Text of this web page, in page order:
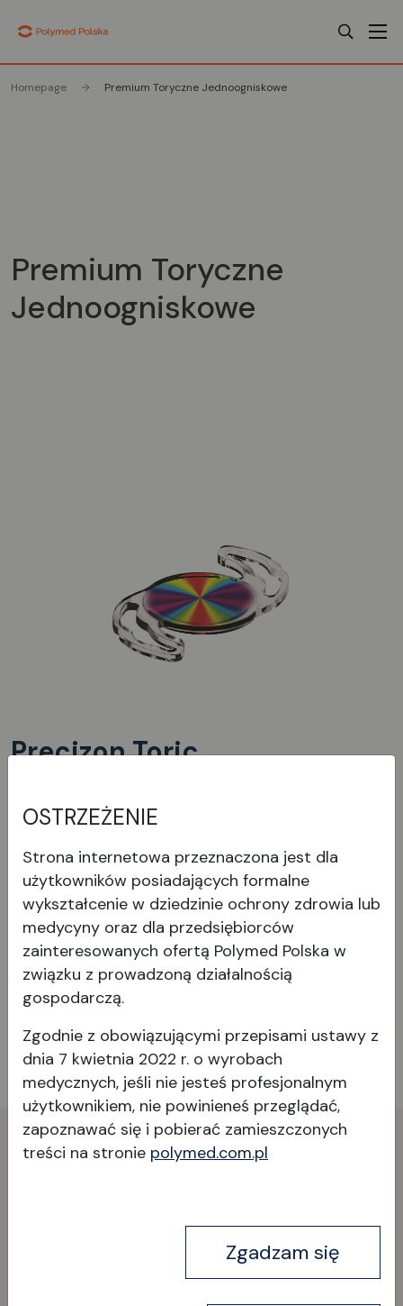
Homepage Premium Toryczne Jednoogniskowe
Premium Toryczne
Jednoogniskowe
Precizon Toric
Soczewka toryczna, zaprojektowana tak aby być
jak najbardziej tolerancyjną w przypadku rotacji
od zmierzonej osi.
Wyświetl produkt
Skontaktujsięz nami!
OSTRZEŻENIE
Strona internetowa przeznaczona jest dla
użytkowników posiadających formalne
wykształcenie w dziedzinie ochrony zdrowia lub
medycyny oraz dla przedsiębiorców
zainteresowanych ofertą Polymed Polska w
związku z prowadzoną działalnością
gospodarczą.
Zgodnie z obowiązującymi przepisami ustawy z
dnia 7 kwietnia 2022 r. o wyrobach
medycznych, jeśli nie jesteś profesjonalnym
użytkownikiem, nie powinieneś przeglądać,
zapoznawać się i pobierać zamieszczonych
treści na stronie polymed.com.pl
Zgadzam się